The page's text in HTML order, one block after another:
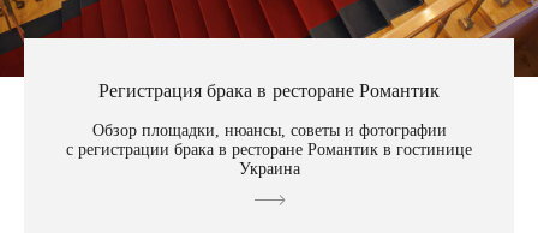
Регистрация брака в ресторане Романтик
Обзор площадки, нюансы, советы и фотографии
с регистрации брака в ресторане Романтик в гостинице
Украина